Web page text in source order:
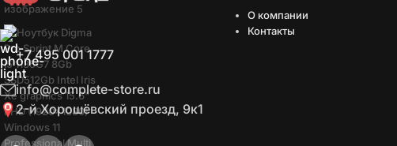
+7 495 001 1777
info@complete-store.ru
2-й Хорошёвский проезд, 9к1
О компании
Контакты